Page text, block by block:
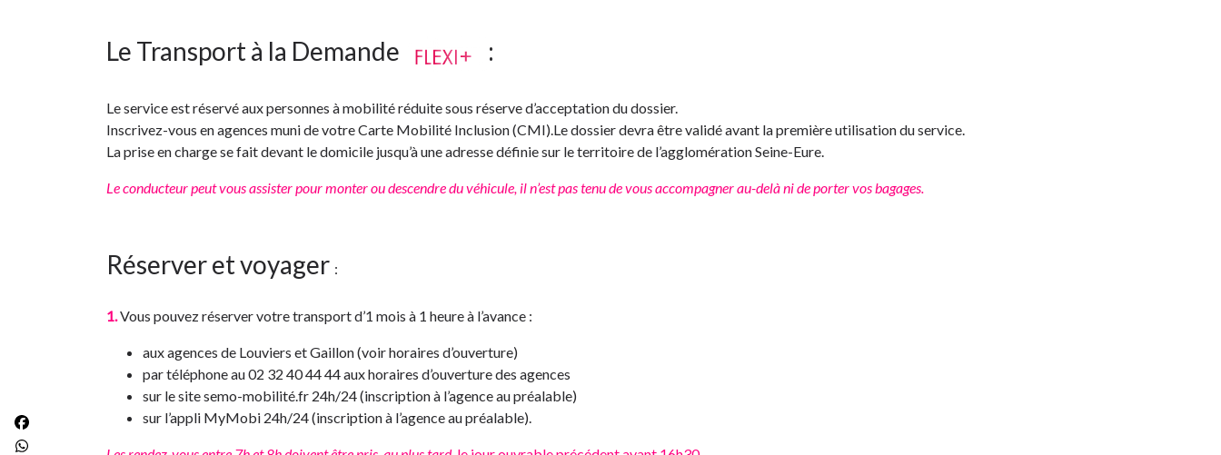
Le Transport à la Demande :
Le service est réservé aux personnes à mobilité réduite sous réserve d’acceptation du dossier.
Inscrivez-vous en agences muni de votre Carte Mobilité Inclusion (CMI).Le dossier devra être validé avant la première utilisation du service.
La prise en charge se fait devant le domicile jusqu’à une adresse définie sur le territoire de l’agglomération Seine-Eure.
Le conducteur peut vous assister pour monter ou descendre du véhicule, il n’est pas tenu de vous accompagner au-delà ni de porter vos bagages.
Réserver et voyager :
1.Vous pouvez réserver votre transport d’1 mois à 1 heure à l’avance :
aux agences de Louviers et Gaillon (voir horaires d’ouverture)
par téléphone au 02 32 40 44 44 aux horaires d’ouverture des agences
sur le site semo-mobilité.fr 24h/24 (inscription à l’agence au préalable)
sur l’appli MyMobi 24h/24 (inscription à l’agence au préalable).